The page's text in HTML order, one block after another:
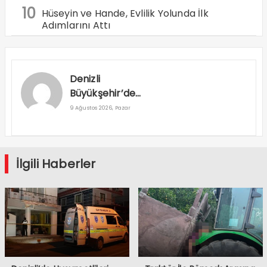
10 Hüseyin ve Hande, Evlilik Yolunda İlk
Adımlarını Attı
Denizli
Büyükşehir’den
Buldan’a 160
9 Ağustos 2026, Pazar
İlgili Haberler